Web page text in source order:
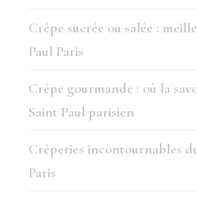
Crêpe sucrée ou salée :
Paul Paris
Crêpe gourmande : où la
Saint Paul parisien
Crêperies incontournables
Paris